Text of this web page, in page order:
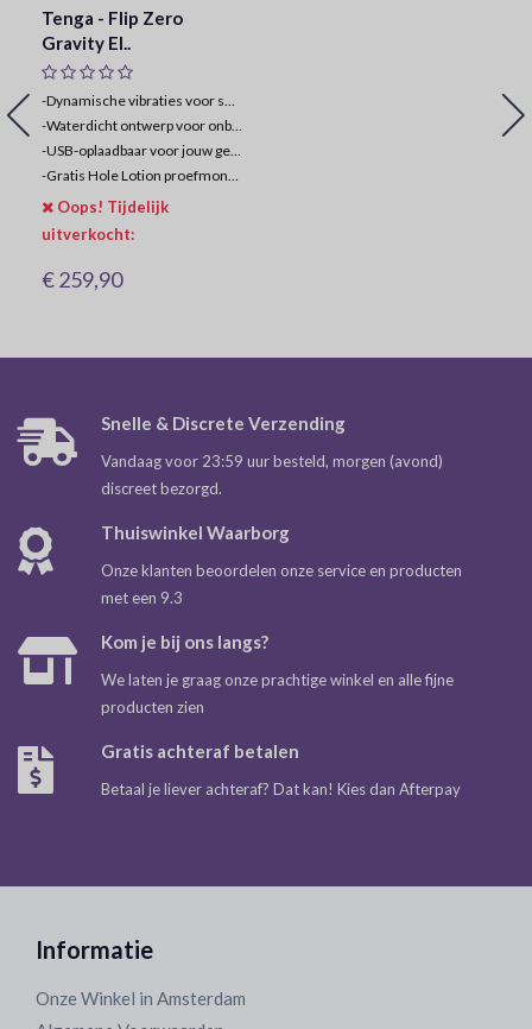
Tenga - Flip Zero
Gravity El..
-Dynamische vibraties voor subliem genot
-Waterdicht ontwerp voor onbekommerd plezier
-USB-oplaadbaar voor jouw gemak
-Gratis Hole Lotion proefmonster inbegrepen
Oops! Tijdelijk
uitverkocht:
€ 259,90
Snelle & Discrete Verzending
Vandaag voor 23:59 uur besteld, morgen (avond)
discreet bezorgd.
Thuiswinkel Waarborg
Onze klanten beoordelen onze service en producten
met een 9.3
Kom je bij ons langs?
We laten je graag onze prachtige winkel en alle fijne
producten zien
Gratis achteraf betalen
Betaal je liever achteraf? Dat kan! Kies dan Afterpay
Informatie
Onze Winkel in Amsterdam